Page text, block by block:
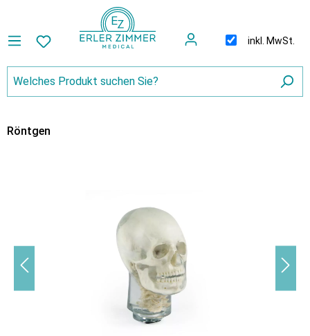
inkl. MwSt.
Röntgen